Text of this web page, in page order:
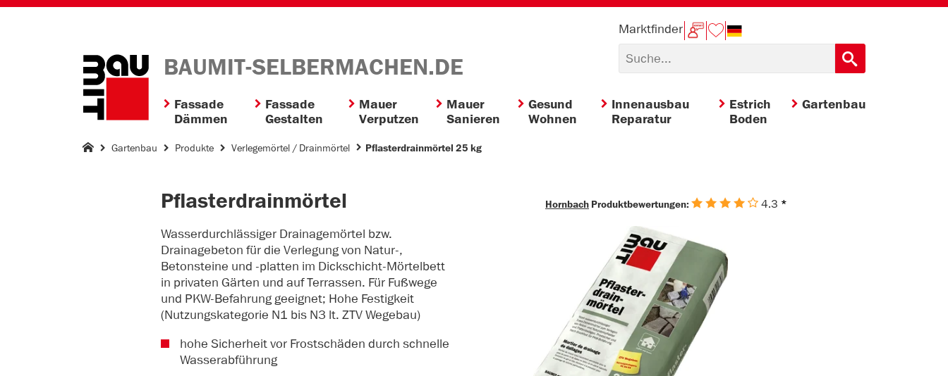
BAUMIT-SELBERMACHEN.DE
Marktfinder
Fassade
Dämmen
Fassade
Gestalten
Mauer
Verputzen
Mauer
Sanieren
Gesund
Wohnen
Innenausbau
Reparatur
Estrich
Boden
Gartenbau
Gartenbau Produkte Verlegemörtel / Drainmörtel Pflasterdrainmörtel 25 kg
Pflasterdrainmörtel Hornbach Produktbewertungen: 4.3 *
Wasserdurchlässiger Drainagemörtel bzw.
Drainagebeton für die Verlegung von Natur-,
Betonsteine und -platten im Dickschicht-Mörtelbett
in privaten Gärten und auf Terrassen. Für Fußwege
und PKW-Befahrung geeignet; Hohe Festigkeit
(Nutzungskategorie N1 bis N3 lt. ZTV Wegebau)
hohe Sicherheit vor Frostschäden durch schnelle
Wasserabführung